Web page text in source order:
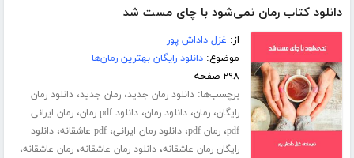
دانلود کتاب رمان نمی‌شود با چای مست شد
از: غزل داداش پور
موضوع:دانلود رایگان بهترین رمان‌ها
۲۹۸ صفحه
برچسب‌ها:دانلود رمان جدید،رمان جدید،دانلود رمان
رایگان،رمان،دانلود رمان،دانلود pdf رمان ،رمان ایرانی
pdf،رمان pdf ،دانلود رمان ایرانی،pdf عاشقانه ،دانلود
رایگان رمان عاشقانه،دانلود رمان عاشقانه،رمان عاشقانه،